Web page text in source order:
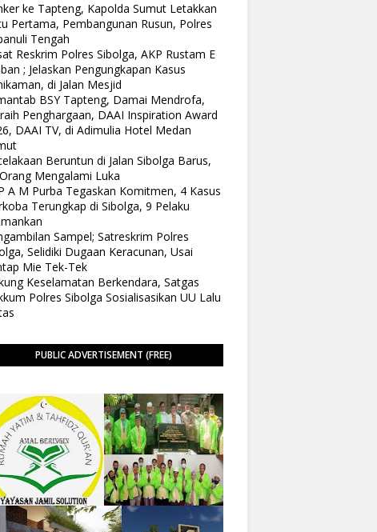
ke Tapteng, Kapolda Sumut Letakkan
Pertama, Pembangunan Rusun, Polres
Tengah
Reskrim Polres Sibolga, AKP Rustam E
; Jelaskan Pengungkapan Kasus
di Jalan Mesjid
BSY Tapteng, Damai Mendrofa,
Penghargaan, DAAI Inspiration Award
DAAI TV, di Adimulia Hotel Medan
Beruntun di Jalan Sibolga Barus,
Mengalami Luka
A M Purba Tegaskan Komitmen, 4 Kasus
Terungkap di Sibolga, 9 Pelaku
Sampel; Satreskrim Polres
Selidiki Dugaan Keracunan, Usai
Mie Tek-Tek
Keselamatan Berkendara, Satgas
Polres Sibolga Sosialisasikan UU Lalu
PUBLIC ADVERTISEMENT (FREE)